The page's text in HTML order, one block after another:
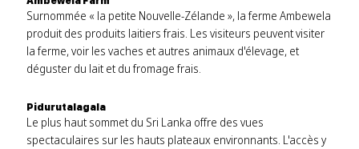
Surnommée « la petite Nouvelle-Zélande », la ferme Ambewela
produit des produits laitiers frais. Les visiteurs peuvent visiter
la ferme, voir les vaches et autres animaux d'élevage, et
déguster du lait et du fromage frais.
Pidurutalagala
Le plus haut sommet du Sri Lanka offre des vues
spectaculaires sur les hauts plateaux environnants. L'accès y